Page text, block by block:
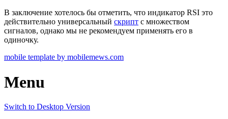
В заключение хотелось бы отметить, что индикатор RSI это
действительно универсальный скрипт с множеством
сигналов, однако мы не рекомендуем применять его в
одиночку.
mobile template by mobilemews.com
Menu
Switch to Desktop Version